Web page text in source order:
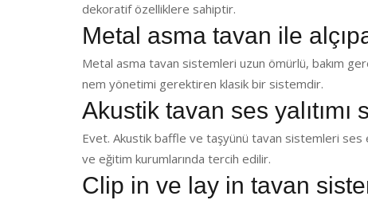
dekoratif özelliklere sahiptir.
Metal asma tavan ile
Metal asma tavan sistemleri uzun ömürlü, bakım
nem yönetimi gerektiren klasik bir sistemdir.
Akustik tavan ses yalıtımı
Evet. Akustik baffle ve taşyünü tavan sistemleri ses
ve eğitim kurumlarında tercih edilir.
Clip in ve lay in tavan